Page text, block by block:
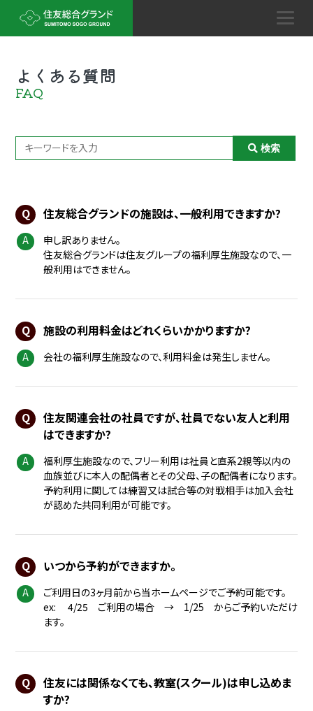
よくある質問
FAQ
住友総合グランドの施設は、一般利用できますか?
申し訳ありません。
住友総合グランドは住友グループの福利厚生施設なので、一
般利用はできません。
施設の利用料金はどれくらいかかりますか?
会社の福利厚生施設なので、利用料金は発生しません。
住友関連会社の社員ですが、社員でない友人と利用
はできますか?
福利厚生施設なので、フリー利用は社員と直系2親等以内の
血族並びに本人の配偶者とその父母、子の配偶者になります。
予約利用に関しては練習又は試合等の対戦相手は加入会社
が認めた共同利用が可能です。
いつから予約ができますか。
ご利用日の3ヶ月前から当ホームページでご予約可能です。
ex: 4/25 ご利用の場合 → 1/25 からご予約いただけ
ます。
住友には関係なくても、教室(スクール)は申し込めま
すか?